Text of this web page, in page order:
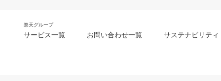
楽天グループ
サービス一覧 お問い合わせ一覧 サステナビリティ